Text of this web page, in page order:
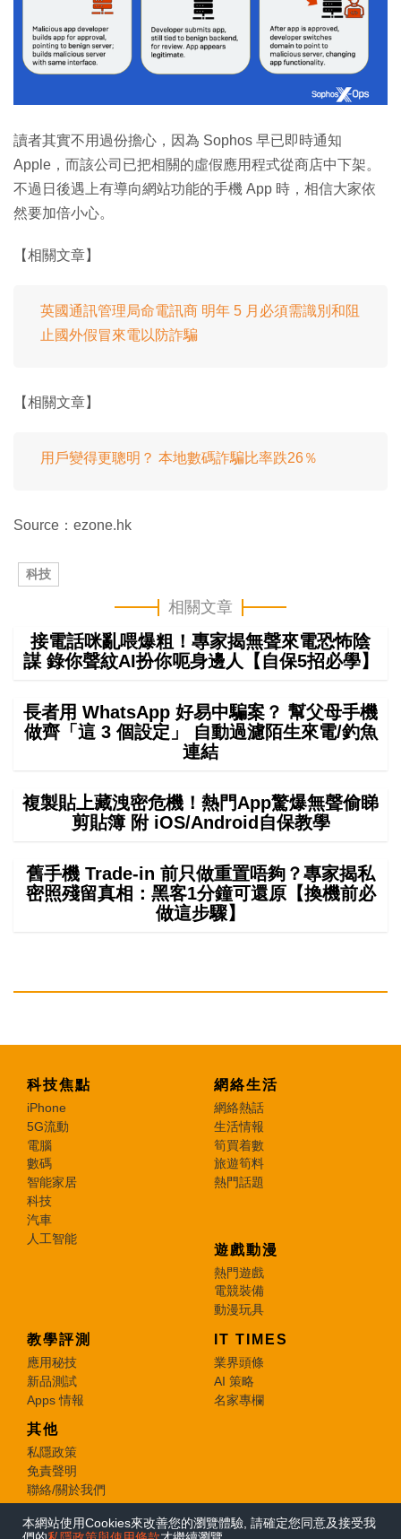
讀者其實不用過份擔心，因為 Sophos 早已即時通知
Apple，而該公司已把相關的虛假應用程式從商店中下架。
不過日後遇上有導向網站功能的手機 App 時，相信大家依
然要加倍小心。
【相關文章】
英國通訊管理局命電訊商 明年 5 月必須需識別和阻
止國外假冒來電以防詐騙
【相關文章】
用戶變得更聰明？ 本地數碼詐騙比率跌26％
Source：ezone.hk
科技
相關文章
接電話咪亂喂爆粗！專家揭無聲來電恐怖陰
謀 錄你聲紋AI扮你呃身邊人【自保5招必學】
長者用 WhatsApp 好易中騙案？ 幫父母手機
做齊「這 3 個設定」 自動過濾陌生來電/釣魚
連結
複製貼上藏洩密危機！熱門App驚爆無聲偷睇
剪貼簿 附 iOS/Android自保教學
舊手機 Trade-in 前只做重置唔夠？專家揭私
密照殘留真相：黑客1分鐘可還原【換機前必
做這步驟】
科技焦點
iPhone
5G流動
電腦
數碼
智能家居
科技
汽車
人工智能
網絡生活
網絡熱話
生活情報
筍買着數
旅遊筍料
熱門話題
遊戲動漫
熱門遊戲
電競裝備
動漫玩具
教學評測
應用秘技
新品測試
Apps 情報
IT TIMES
業界頭條
AI 策略
名家專欄
其他
私隱政策
免責聲明
聯絡/關於我們
© 2026 e-zone. All Rights Reserved.
本網站使用Cookies來改善您的瀏覽體驗, 請確定您同意及接受我